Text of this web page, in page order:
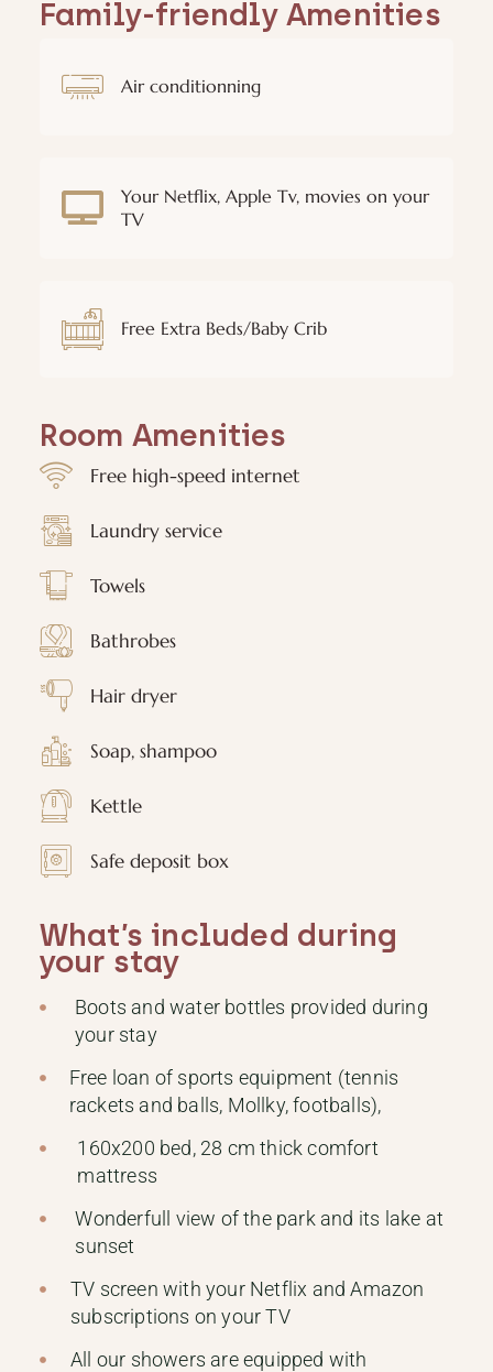
Family-friendly Amenities
Air conditionning
Your Netflix, Apple Tv, movies on your
TV
Free Extra Beds/Baby Crib
Room Amenities
Free high-speed internet
Laundry service
Towels
Bathrobes
Hair dryer
Soap, shampoo
Kettle
Safe deposit box
What’s included during
your stay
Boots and water bottles provided during
your stay
Free loan of sports equipment (tennis
rackets and balls, Mollky, footballs),
160x200 bed, 28 cm thick comfort
mattress
Wonderfull view of the park and its lake at
sunset
TV screen with your Netflix and Amazon
subscriptions on your TV
All our showers are equipped with